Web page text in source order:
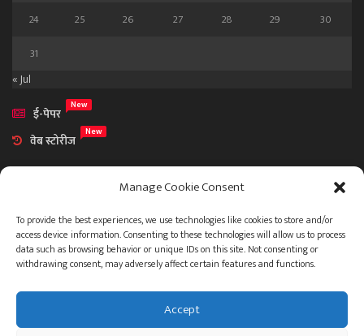
Manage Cookie Consent
To provide the best experiences, we use technologies like cookies to store and/or
access device information. Consenting to these technologies will allow us to process
data such as browsing behavior or unique IDs on this site. Not consenting or
withdrawing consent, may adversely affect certain features and functions.
Accept
24
25 26 27 28 29
30
31
« Jul
ई-पेपर
New
वेब स्टोरीज New
आमच्या विषयी
संपर्क